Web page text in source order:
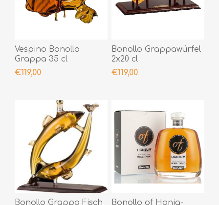
Vespino Bonollo
Grappa 35 cl
€119,00
Bonollo Grappawürfel
2x20 cl
€119,00
Bonollo Grappa Fisch
Bonollo of Honig-